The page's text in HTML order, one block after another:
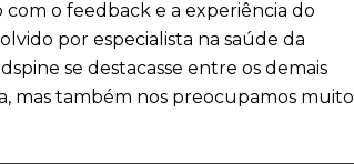
o feedback e a experiência do
por especialista na saúde da
se destacasse entre os demais
mas também nos preocupamos muito